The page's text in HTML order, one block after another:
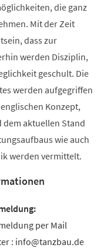
die ganz
Mit der Zeit
dass zur
werden Disziplin,
geschult. Die
werden aufgegriffen
Konzept,
dem aktuellen Stand
wie auch
werden vermittelt.
per Mail
: info@tanzbau.de